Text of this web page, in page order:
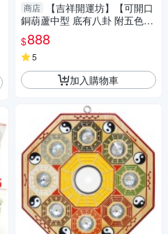
商店
【吉祥開運坊】【可開口
銅葫蘆中型 底有八卦 附五色線
化煞 收晦氣 房中房】開光 擇日
$888
5
加入購物車